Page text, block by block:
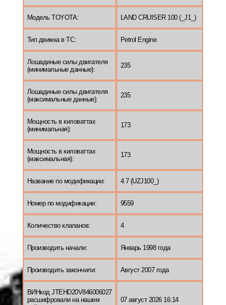
Модель TOYOTA: LAND CRUISER 100 (_J1_)
Тип движка в ТС: Petrol Engine
Лошадиные силы двигателя
(минимальные данные):
235
Лошадиные силы двигателя
(максимальные данные):
235
Мощность в киловаттах
(минимальная):
173
Мощность в киловаттах
(максимальная):
173
Название по модификации: 4.7 (UZJ100_)
Номер по модификации: 9559
Количество клапанов: 4
Производить начали: Январь 1998 года
Производить закончили: Август 2007 года
ВИНкод JTEHD20V846006027
расшифровали на нашем
07 август 2026 16:14